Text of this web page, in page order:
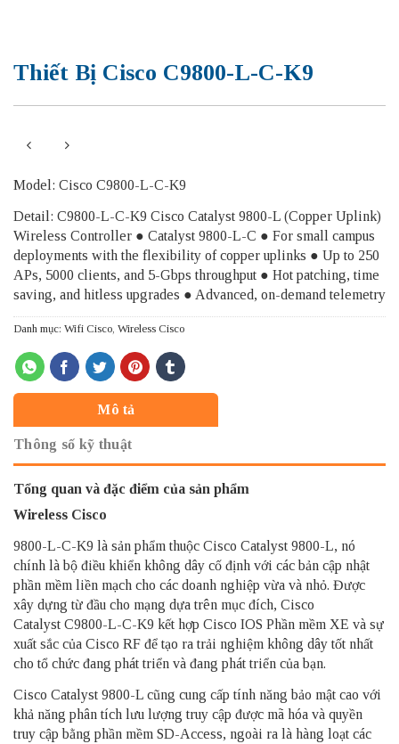
Thiết Bị Cisco C9800-L-C-K9
Model: Cisco C9800-L-C-K9
Detail: C9800-L-C-K9 Cisco Catalyst 9800-L (Copper Uplink)
Wireless Controller ● Catalyst 9800-L-C ● For small campus
deployments with the flexibility of copper uplinks ● Up to 250
APs, 5000 clients, and 5-Gbps throughput ● Hot patching, time
saving, and hitless upgrades ● Advanced, on-demand telemetry
Danh mục: Wifi Cisco Wireless Cisco
Mô tả
Thông số kỹ thuật
Tổng quan và đặc điểm của sản phẩm
Wireless Cisco
9800-L-C-K9 là sản phẩm thuộc Cisco Catalyst 9800-L, nó
chính là bộ điều khiển không dây cố định với các bản cập nhật
phần mềm liền mạch cho các doanh nghiệp vừa và nhỏ. Được
xây dựng từ đầu cho mạng dựa trên mục đích, Cisco
Catalyst C9800-L-C-K9 kết hợp Cisco IOS Phần mềm XE và sự
xuất sắc của Cisco RF để tạo ra trải nghiệm không dây tốt nhất
cho tổ chức đang phát triển và đang phát triển của bạn.
Cisco Catalyst 9800-L cũng cung cấp tính năng bảo mật cao với
khả năng phân tích lưu lượng truy cập được mã hóa và quyền
truy cập bằng phần mềm SD-Access, ngoài ra là hàng loạt các